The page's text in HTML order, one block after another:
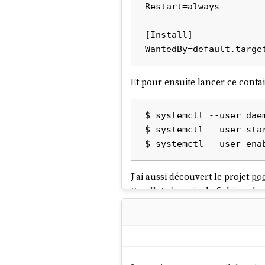
Restart=always
[Install]
Et pour ensuite lancer ce
$ systemctl --user
$ systemctl --user
J'ai aussi découvert le projet
Quadletsà partir de fichiers